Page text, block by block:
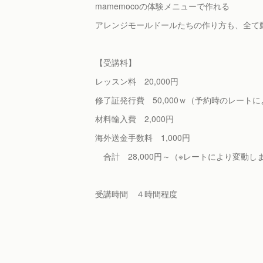
mamemocoの体験メニューで作れる
アレンジモールドールたちの作り方も、全
【受講料】
レッスン料 20,000円
修了証発行費 50,000ｗ（予約時のレートに
材料輸入費 2,000円
海外送金手数料 1,000円
合計 28,000円～（※レートにより変動し
受講時間 ４時間程度